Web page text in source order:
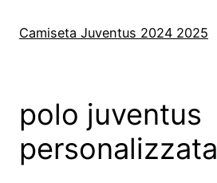
Camiseta Juventus 2024 2025
polo juventus
personalizzata